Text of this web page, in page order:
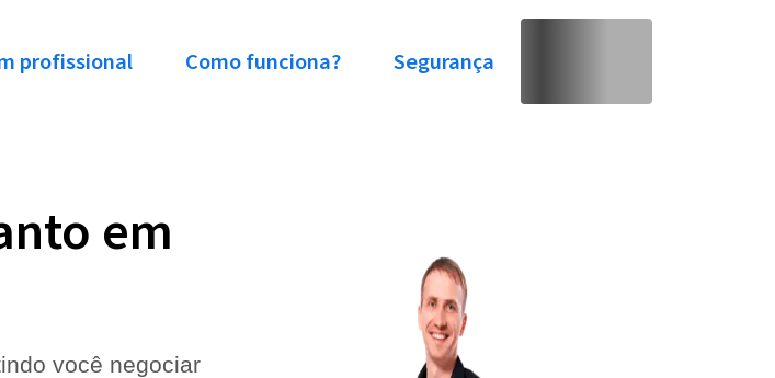
profissional Como funciona? Segurança
em
você negociar